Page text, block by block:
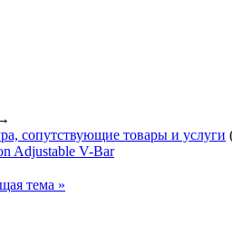
сопутствующие товары и услуги
Adjustable V-Bar
тема »